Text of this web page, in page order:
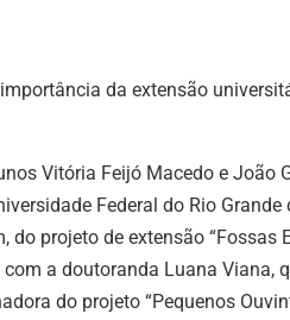
da extensão
Vitória Feijó Macedo e João
Federal do Rio Grande
projeto de extensão “Fossas
a doutoranda Luana Viana,
do projeto “Pequenos